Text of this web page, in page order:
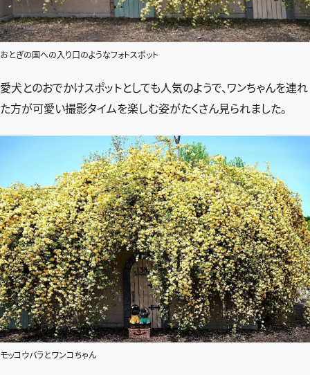
おとぎの国への入り口のようなフォトスポット
愛犬とのおでかけスポットとしても人気のようで、ワンちゃんを連れ
た方が可愛い撮影タイムを楽しむ姿がたくさん見られました。
モッコウバラとワンコちゃん